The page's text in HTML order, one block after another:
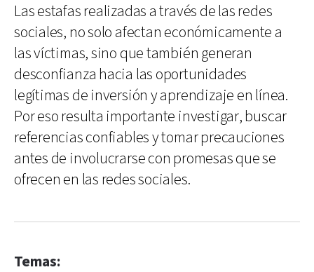
Las estafas realizadas a través de las redes
sociales, no solo afectan económicamente a
las víctimas, sino que también generan
desconfianza hacia las oportunidades
legítimas de inversión y aprendizaje en línea.
Por eso resulta importante investigar, buscar
referencias confiables y tomar precauciones
antes de involucrarse con promesas que se
ofrecen en las redes sociales.
Temas: